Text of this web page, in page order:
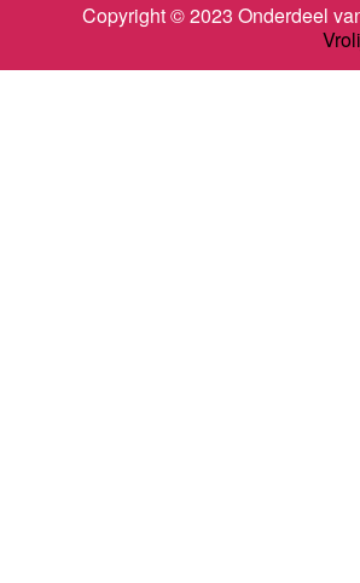
Copyright © 2023 Onderdeel